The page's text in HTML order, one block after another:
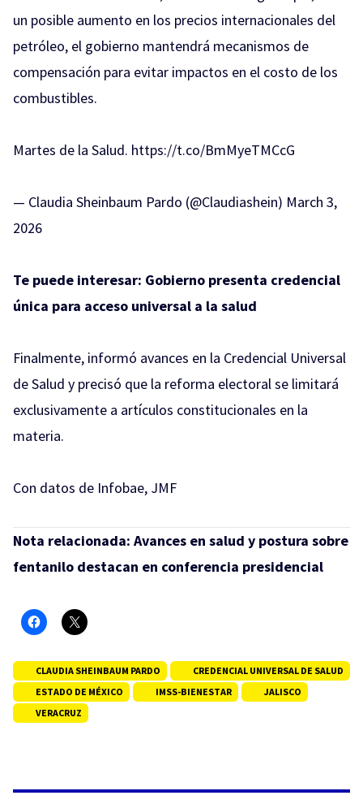
un posible aumento en los precios internacionales del
petróleo, el gobierno mantendrá mecanismos de
compensación para evitar impactos en el costo de los
combustibles.
Martes de la Salud. https://t.co/BmMyeTMCcG
— Claudia Sheinbaum Pardo (@Claudiashein) March 3,
2026
Te puede interesar: Gobierno presenta credencial
única para acceso universal a la salud
Finalmente, informó avances en la Credencial Universal
de Salud y precisó que la reforma electoral se limitará
exclusivamente a artículos constitucionales en la
materia.
Con datos de Infobae, JMF
Nota relacionada: Avances en salud y postura sobre
fentanilo destacan en conferencia presidencial
CLAUDIA SHEINBAUM PARDO
CREDENCIAL UNIVERSAL DE SALUD
ESTADO DE MÉXICO
IMSS-BIENESTAR
JALISCO
VERACRUZ